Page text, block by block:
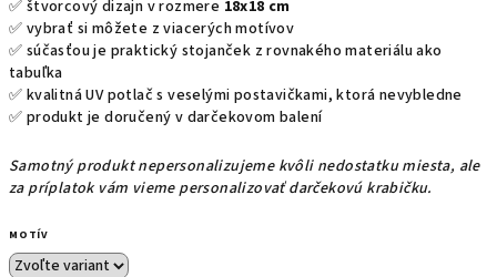
✅ štvorcový dizajn v rozmere 18x18 cm
✅ vybrať si môžete z viacerých motívov
✅ súčasťou je praktický stojanček z rovnakého materiálu ako
tabuľka
✅ kvalitná UV potlač s veselými postavičkami, ktorá nevybledne
✅ produkt je doručený v darčekovom balení
Samotný produkt nepersonalizujeme kvôli nedostatku miesta, ale
za príplatok vám vieme personalizovať darčekovú krabičku.
MOTÍV